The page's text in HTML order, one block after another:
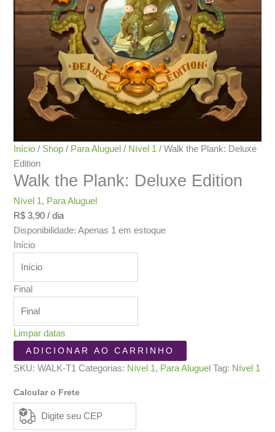
Início / Shop / Para Aluguel / Nível 1 / Walk the Plank: Deluxe
Edition
Walk the Plank: Deluxe Edition
Nível 1, Para Aluguel
R$ 3,90 / dia
Disponibilidade: Apenas 1 em estoque
Início
Final
Limpar datas
Walk
the
Deluxe
Edition
quantidade
ADICIONAR AO CARRINHO
SKU:WALK-T1 Categorias: Nível 1 , Para Aluguel Tag: Nível 1
Calcular o Frete